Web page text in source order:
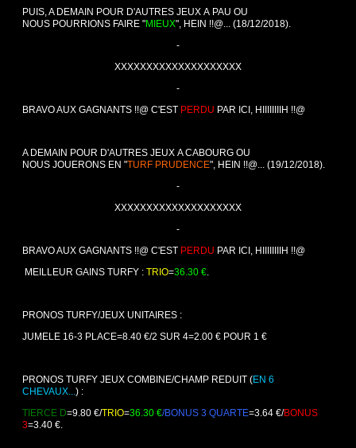
PUIS, A DEMAIN POUR D'AUTRES JEUX A PAU OU
NOUS POURRIONS FAIRE "MIEUX", HEIN !!@... (18/12/2018).
-
XXXXXXXXXXXXXXXXXXXX
-
BRAVO AUX GAGNANTS !!@ C'EST PERDU PAR ICI, HIIIIIIIIH !!@
A DEMAIN POUR D'AUTRES JEUX A CABOURG OU
NOUS JOUERONS EN "TURF PRUDENCE", HEIN !!@... (19/12/2018).
-
XXXXXXXXXXXXXXXXXXXX
-
BRAVO AUX GAGNANTS !!@ C'EST PERDU PAR ICI, HIIIIIIIIH !!@
MEILLEUR GAINS TURFY : TRIO=36.30 €.
PRONOS TURFY/JEUX UNITAIRES :
JUMELE 16-3 PLACE=8.40 €/2 SUR 4=2.00 € POUR 1 €
PRONOS TURFY JEUX COMBINE/CHAMP REDUIT (EN 6
CHEVAUX...) :
TIERCE D=9.80 €/TRIO=36.30 €/BONUS 3 QUARTE=3.64 €/BONUS
3=3.40 €.